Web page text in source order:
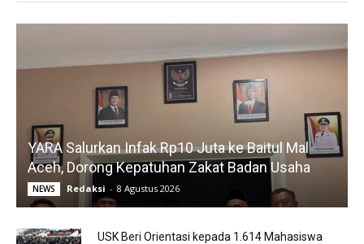
YARA Salurkan Infak Rp10 Juta ke Baitul Mal
Aceh, Dorong Kepatuhan Zakat Badan Usaha
NEWS Redaksi - 8 Agustus 2026
USK Beri Orientasi kepada 1.614 Mahasiswa